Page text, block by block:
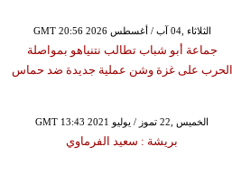
GMT 20:56 2026 الثلاثاء ,04 آب / أغسطس
جماعة أبو شباب تطالب نتنياهو بمواصلة
الحرب على غزة وشن عملية جديدة ضد حماس
GMT 13:43 2021 الخميس ,22 تموز / يوليو
بريشة : سعيد الفرماوي